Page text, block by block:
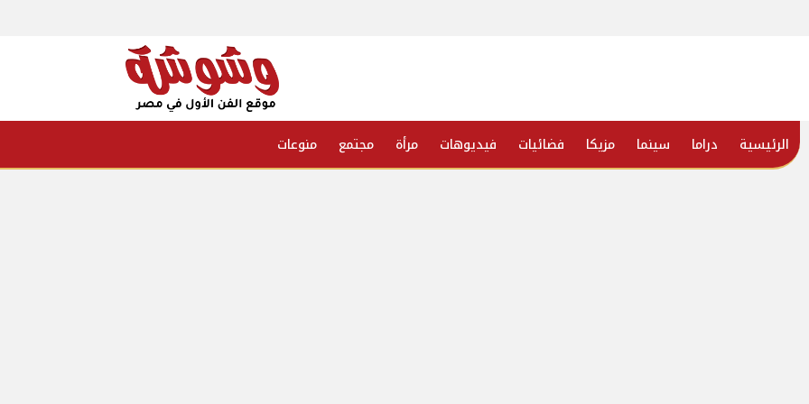
الرئيسية دراما سينما مزيكا فضائيات فيديوهات مرأة مجتمع منوعات